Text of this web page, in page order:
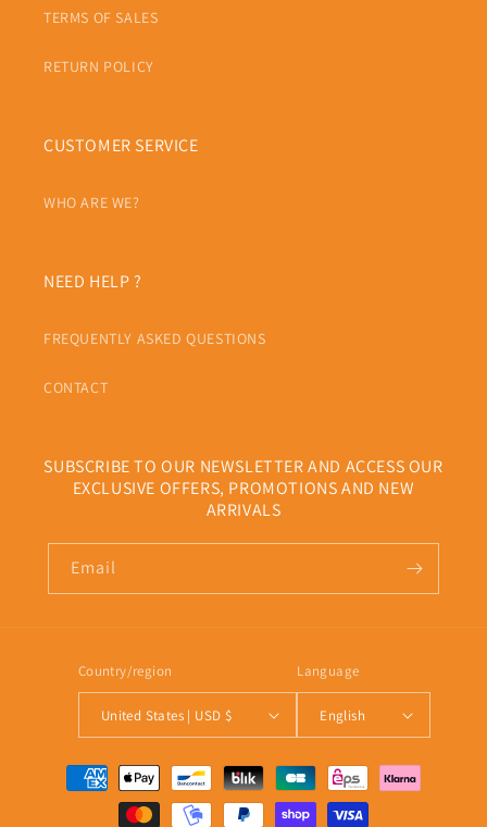
TERMS OF SALES
RETURN POLICY
CUSTOMER SERVICE
WHO ARE WE?
NEED HELP ?
FREQUENTLY ASKED QUESTIONS
CONTACT
SUBSCRIBE TO OUR NEWSLETTER AND ACCESS OUR
EXCLUSIVE OFFERS, PROMOTIONS AND NEW
ARRIVALS
Email
Country/region
United States | USD $
Language
English
Payment
methods